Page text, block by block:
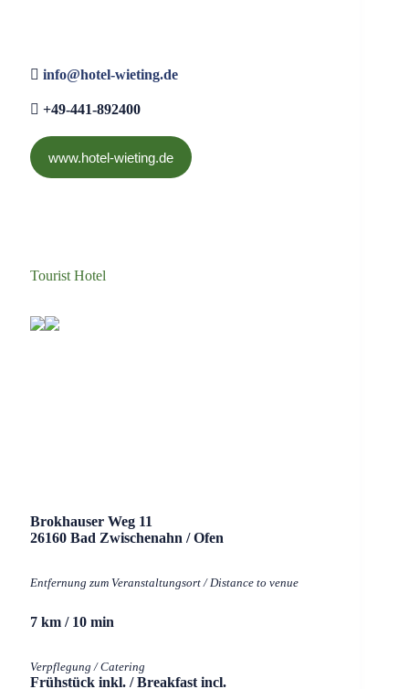
info@hotel-wieting.de
+49-441-892400
www.hotel-wieting.de
Tourist Hotel
Brokhauser Weg 11
26160 Bad Zwischenahn / Ofen
Entfernung zum Veranstaltungsort / Distance to venue
7 km / 10 min
Verpflegung / Catering
Frühstück inkl. / Breakfast incl.